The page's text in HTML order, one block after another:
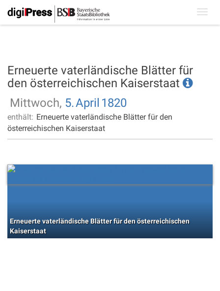
Erneuerte vaterländische Blätter für
den österreichischen Kaiserstaat
Mittwoch, 5.April 1820
enthält: Erneuerte vaterländische Blätter für den
österreichischen Kaiserstaat
Erneuerte vaterländische Blätter für den österreichischen
Kaiserstaat